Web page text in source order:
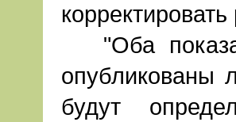
"Оба
опубликованы
будут